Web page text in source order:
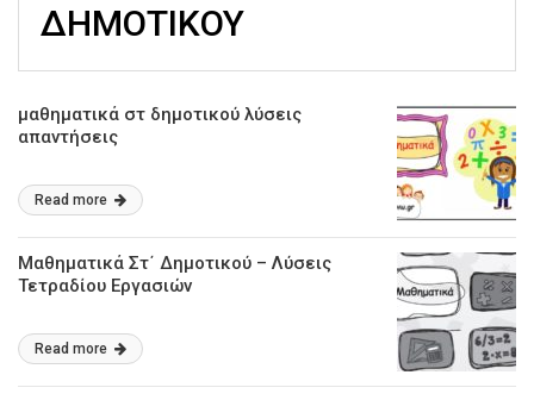
ΔΗΜΟΤΙΚΟΥ
μαθηματικά στ δημοτικού λύσεις
απαντήσεις
Read more
Μαθηματικά Στ΄ Δημοτικού – Λύσεις
Τετραδίου Εργασιών
Read more